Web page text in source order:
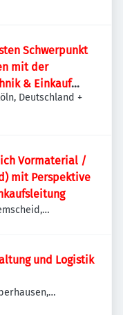
Schwerpunkt
mit der
& Einkauf
Deutschland +
Vormaterial /
mit Perspektive
und Logistik